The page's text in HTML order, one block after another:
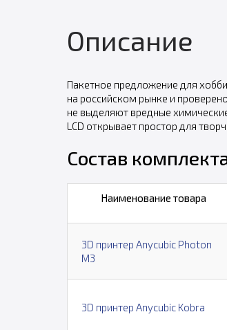
Описание
Пакетное предложение для
на российском рынке и
не выделяют вредные
LCD открывает простор для
Состав
Наименование товара
3D принтер Anycubic Photon
M3
3D принтер Anycubic Kobra